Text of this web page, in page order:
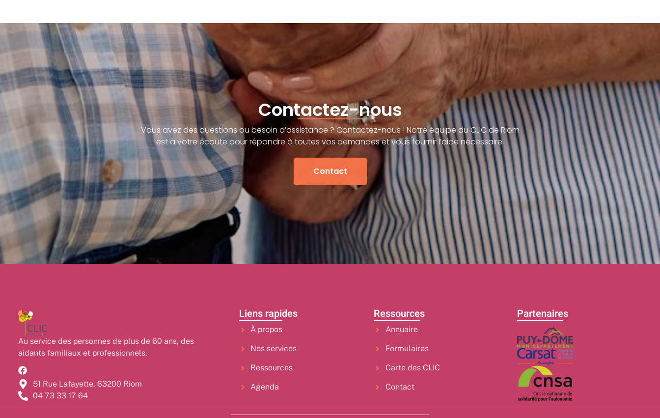
Contactez-nous
Vous avez des questions ou besoin d’assistance ? Contactez-nous ! Notre équipe du CLIC de Riom
est à votre écoute pour répondre à toutes vos demandes et vous fournir l’aide nécessaire.
Contact
Au service des personnes de plus de 60 ans, des
aidants familiaux et professionnels.
51 Rue Lafayette, 63200 Riom
04 73 33 17 64
Liens rapides
À propos
Nos services
Ressources
Agenda
Ressources
Annuaire
Formulaires
Carte des CLIC
Contact
Partenaires